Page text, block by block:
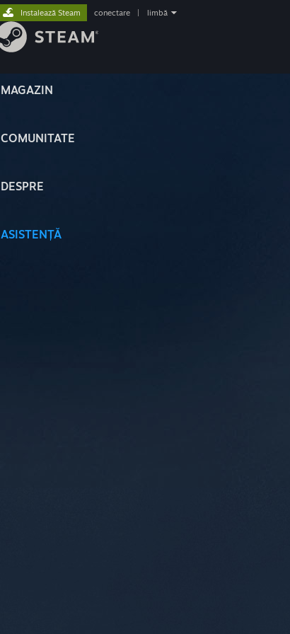
MAGAZIN
COMUNITATE
DESPRE
ASISTENȚĂ
Instalează Steam conectare limbă